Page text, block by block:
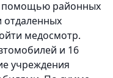
помощью районных
отдаленных
медосмотр.
и 16
учреждения